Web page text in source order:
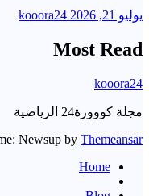
يوليو 21, 2026 kooora24
Most Read
kooora24
مجلة كووورة24 الرياضية
Newsup by Themeansar
Home